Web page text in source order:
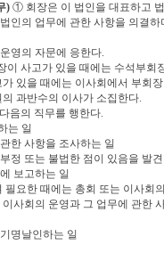
) ① 회장은 이 법인을 대표하고
인의 업무에 관한 사항을 의결
영의 자문에 응한다.
이 사고가 있을 때에는 수석부회
있을 때에는 이사회에서 부회
과반수의 이사가 소집한다.
음의 직무를 행한다.
는 일
한 사항을 조사하는 일
정 또는 불법한 점이 있음을 발
보고하는 일
필요한 때에는 총회 또는 이사회
이사회의 운영과 그 업무에 관한
명날인하는 일